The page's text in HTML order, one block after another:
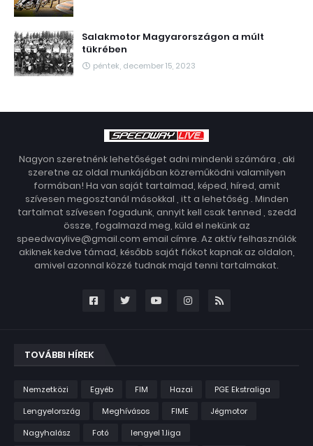
Salakmotor Magyarországon a múlt
tükrében
péntek, december 15, 2023
Nagyon szeretnénk lehetőséget adni mindenki számára , aki
szeretne az oldal munkájában közreműködni valamilyen
formában! Ha van saját tartalmad, képed, híred, amit
szívesen megosztanál másokkal , itt a lehetőség . Minden
tartalmat szívesen fogadunk, annyit kell csak tenned , szedd
össze, fogalmazd meg, küld el nekünk az
speedwaylive@gmail.com email címre. Az aktív felhasználók
akiknek kedve támad, később saját fiókot kapnak az oldalon,
amivel azonnal közzé tudnak majd tenni tartalmakat.
TOVÁBBI HÍREK
Nemzetközi Egyéb FIM Hazai
PGE Ekstraliga
Lengyelország
Meghívásos FIME
Jégmotor
Nagyhalász
Fotó
lengyel 1.liga